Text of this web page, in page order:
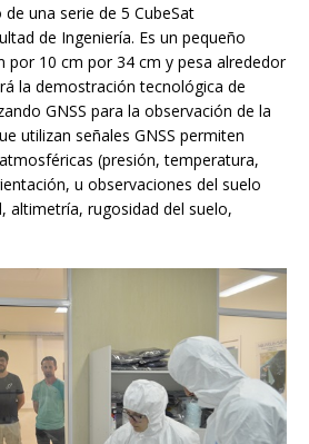
una serie de 5 CubeSat
de Ingeniería. Es un pequeño
por 10 cm por 34 cm y pesa alrededor
la demostración tecnológica de
GNSS para la observación de la
utilizan señales GNSS permiten
(presión, temperatura,
u observaciones del suelo
altimetría, rugosidad del suelo,